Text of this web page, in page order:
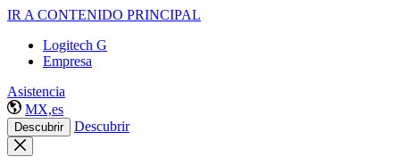
IR A CONTENIDO PRINCIPAL
Logitech G
Empresa
Asistencia
MX,es
Descubrir Descubrir